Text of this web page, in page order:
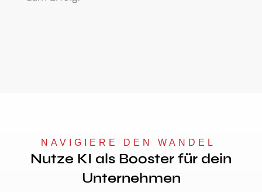
NAVIGIERE DEN WANDEL
Nutze KI als Booster für dein
Unternehmen